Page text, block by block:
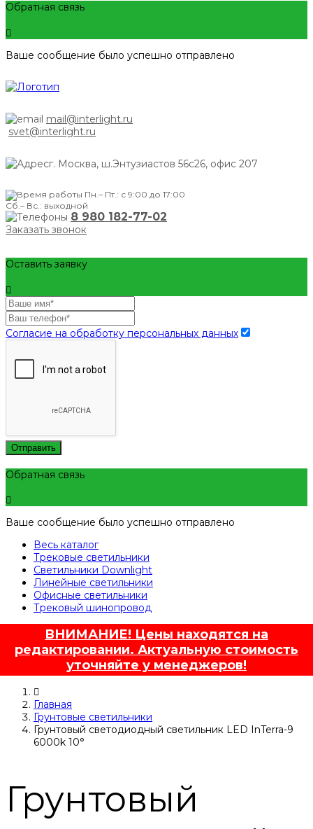
Обратная связь
Ваше сообщение было успешно отправлено
mail@interlight.ru
svet@interlight.ru
г. Москва, ш.Энтузиастов 56с26, офис 207
Пн.– Пт.: с 9:00 до 17:00
Сб.– Вс.: выходной
8 980 182-77-02
Заказать звонок
Оставить заявку
Согласие на обработку персональных данных
Отправить
Обратная связь
Ваше сообщение было успешно отправлено
Весь каталог
Трековые светильники
Светильники Downlight
Линейные светильники
Офисные светильники
Трековый шинопровод
ВНИМАНИЕ! Цены находятся на
редактировании. Актуальную стоимость
уточняйте у менеджеров!
Главная
Грунтовые светильники
Грунтовый светодиодный светильник LED InTerra-9
6000k 10°
Грунтовый